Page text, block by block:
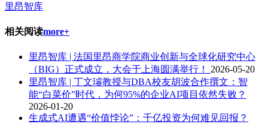
里昂智库
相关阅读more+
里昂智库 | 法国里昂商学院商业创新与全球化研究中心
（BIG）正式成立，大会于上海圆满举行！ 2026-05-20
里昂智库 | 丁文璿教授与DBA校友胡波合作撰文：智
能“白菜价”时代，为何95%的企业AI项目依然失败？
2026-01-20
生成式AI遭遇“价值悖论”：千亿投资为何难见回报？